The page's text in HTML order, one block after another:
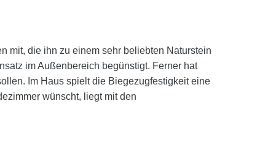
mit, die ihn zu einem sehr beliebten Naturstein
im Außenbereich begünstigt. Ferner hat
Im Haus spielt die Biegezugfestigkeit eine
wünscht, liegt mit den